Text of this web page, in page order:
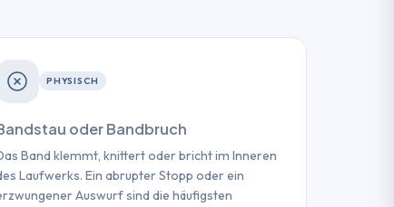
PHYSISCH
oder Bandbruch
Band klemmt, knittert oder bricht im Inneren
Laufwerks. Ein abrupter Stopp oder ein
Auswurf sind die häufigsten